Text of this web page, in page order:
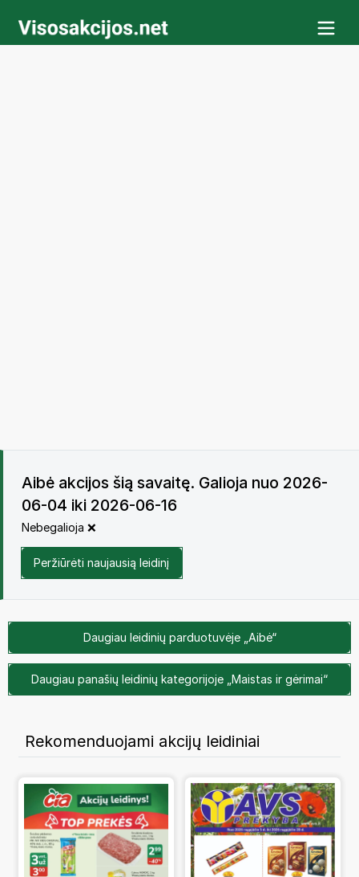
Aibė akcijos šią savaitę. Galioja nuo 2026-
06-04 iki 2026-06-16
Nebegalioja ❌
Peržiūrėti naujausią leidinį
Daugiau leidinių parduotuvėje „Aibė“
Daugiau panašių leidinių kategorijoje „Maistas ir gėrimai“
Rekomenduojami akcijų leidiniai